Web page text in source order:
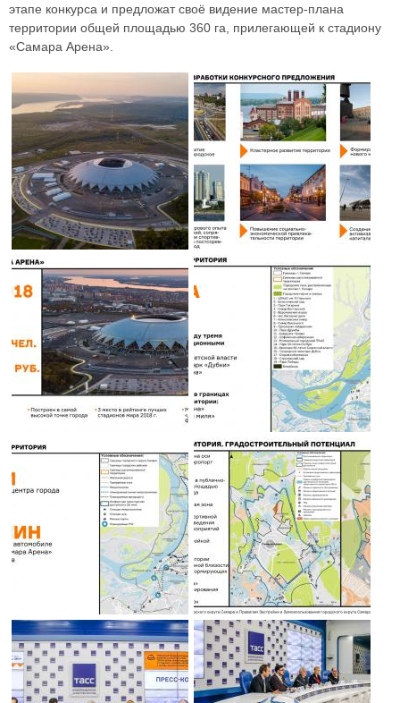
этапе конкурса и предложат своё видение мастер-плана
территории общей площадью 360 га, прилегающей к стадиону
«Самара Арена».